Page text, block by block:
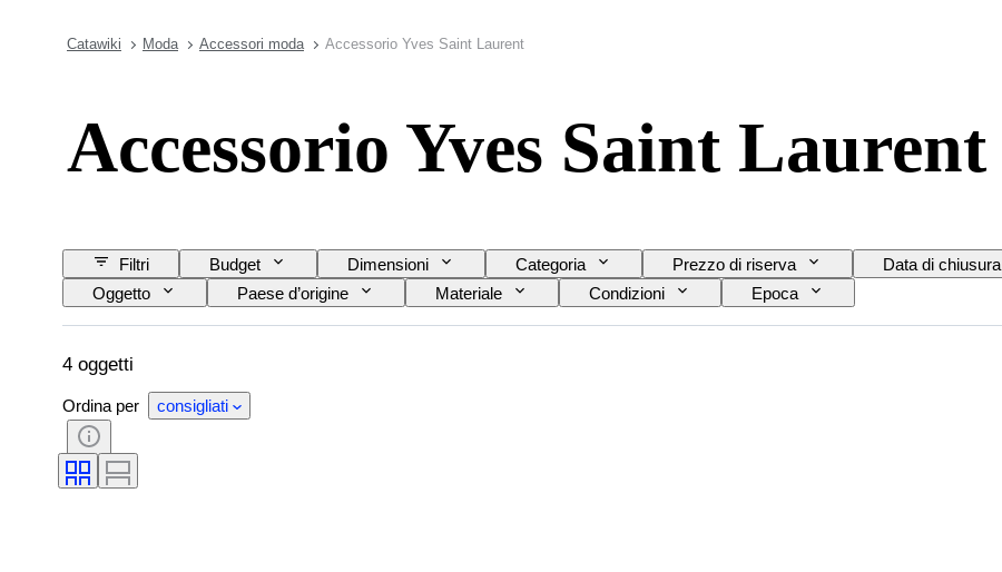
Catawiki Moda Accessori moda Accessorio Yves Saint Laurent
Accessorio Yves Saint Laurent
Filtri Budget Dimensioni Categoria Prezzo di riserva Data di chiusura
Oggetto
Paese d’origine Materiale Condizioni Epoca
4 oggetti
Ordina per consigliati